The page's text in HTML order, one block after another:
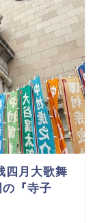
四月大歌舞
『寺子